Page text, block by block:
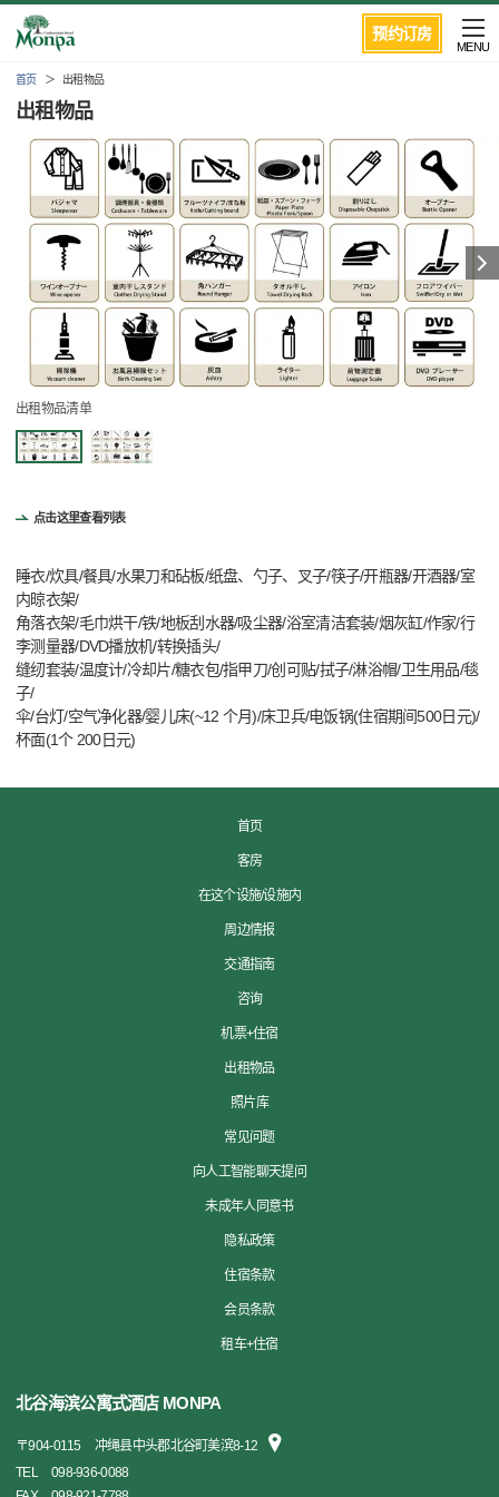
预约订房
MENU
首页 出租物品
出租物品
出租物品清单
点击这里查看列表
睡衣/炊具/餐具/水果刀和砧板/纸盘、勺子、叉子/筷子/开瓶器/开酒器/室
内晾衣架/
角落衣架/毛巾烘干/铁/地板刮水器/吸尘器/浴室清洁套装/烟灰缸/作家/行
李测量器/DVD播放机/转换插头/
缝纫套装/温度计/冷却片/糖衣包/指甲刀/创可贴/拭子/淋浴帽/卫生用品/毯
子/
伞/台灯/空气净化器/婴儿床(~12 个月)/床卫兵/电饭锅(住宿期间500日元)/
杯面(1个 200日元)
首页
客房
在这个设施/设施内
周边情报
交通指南
咨询
机票+住宿
出租物品
照片库
常见问题
向人工智能聊天提问
未成年人同意书
隐私政策
住宿条款
会员条款
租车+住宿
北谷海滨公寓式酒店 MONPA
〒904-0115
冲绳县中头郡北谷町美滨8-12
TEL
098-936-0088